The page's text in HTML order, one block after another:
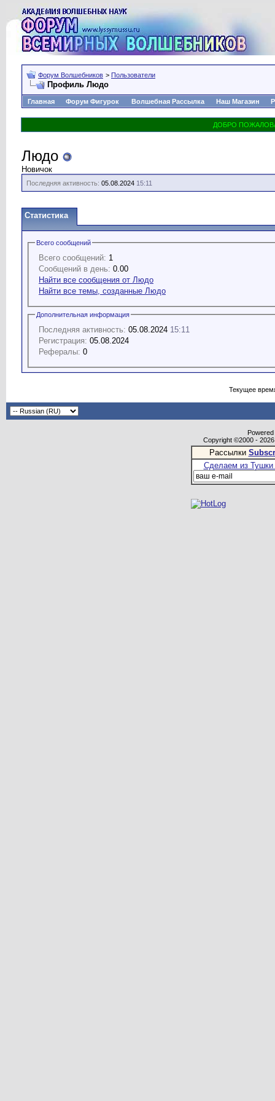
Форум Волшебников > Пользователи
Профиль Людо
Главная Форум Фигурок Волшебная Рассылка Наш Магазин
Людо
Новичок
Последняя активность: 05.08.2024 15:11
Статистика
Всего сообщений
Всего сообщений: 1
Сообщений в день: 0.00
Найти все сообщения от Людо
Найти все темы, созданные Людо
Дополнительная информация
Последняя активность: 05.08.2024 15:11
Регистрация: 05.08.2024
Рефералы: 0
Текущее
Copyright ©2000 -
Рассылки
Сделаем из Тушки